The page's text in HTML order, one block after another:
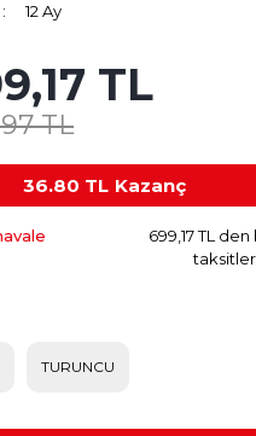
12 Ay
TL
TL
36.80 TL Kazanç
699,17 TL
TURUNCU